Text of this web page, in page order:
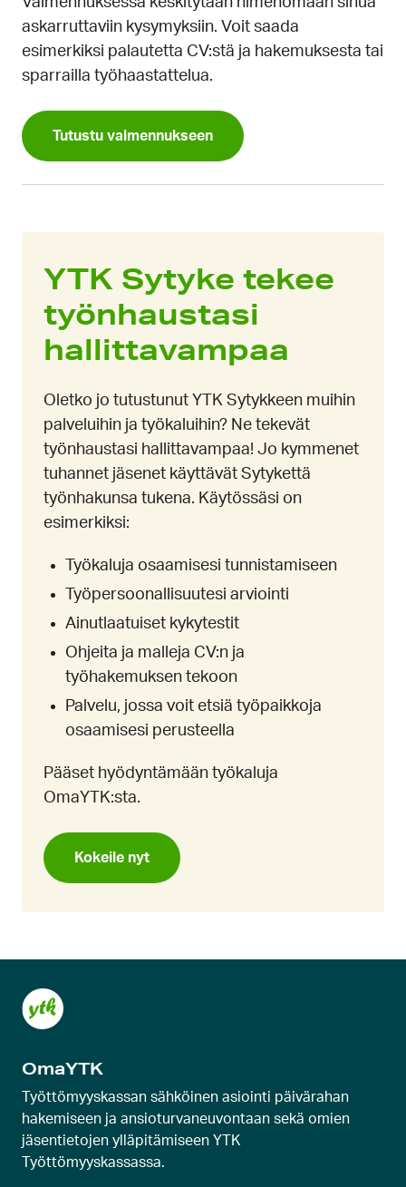
askarruttaviin kysymyksiin. Voit saada
esimerkiksi palautetta CV:stä ja hakemuksesta tai
sparrailla työhaastattelua.
Tutustu valmennukseen
YTK Sytyke tekee
työnhaustasi
hallittavampaa
Oletko jo tutustunut YTK Sytykkeen muihin
palveluihin ja työkaluihin? Ne tekevät
työnhaustasi hallittavampaa! Jo kymmenet
tuhannet jäsenet käyttävät Sytykettä
työnhakunsa tukena. Käytössäsi on
esimerkiksi:
Työkaluja osaamisesi tunnistamiseen
Työpersoonallisuutesi arviointi
Ainutlaatuiset kykytestit
Ohjeita ja malleja CV:n ja
työhakemuksen tekoon
Palvelu, jossa voit etsiä työpaikkoja
osaamisesi perusteella
Pääset hyödyntämään työkaluja
OmaYTK:sta.
Kokeile nyt
OmaYTK
Työttömyyskassan sähköinen asiointi päivärahan
hakemiseen ja ansioturvaneuvontaan sekä omien
jäsentietojen ylläpitämiseen YTK
Työttömyyskassassa.